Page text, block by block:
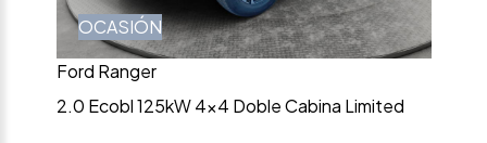
OCASIÓN
Ford Ranger
2.0 Ecobl 125kW 4×4 Doble Cabina Limited